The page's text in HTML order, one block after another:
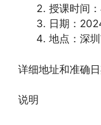
授课时间
日期：
地点：深
详细地址和准确
说明